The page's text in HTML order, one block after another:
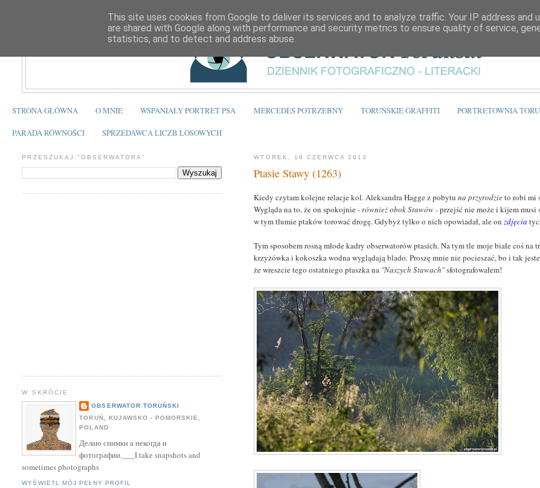
STRONA GŁÓWNA O MNIE WSPANIAŁY PORTRET PSA MERCEDES POTRZEBNY TORUŃSKIE GRAFFITI PORTRETOWNIA
PARADA RÓWNOŚCI SPRZEDAWCA LICZB LOSOWYCH
WTOREK, 18 CZERWCA 2013
Ptasie Stawy (1263)
Kiedy czytam kolejne relacje kol. Aleksandra Hagge z pobytuna przyrodzieto robi mi
Wygląda na to, że on spokojnie- również obok Stawów -przejść nie może i kijem musi
w tym tłumie ptaków torować drogę. Gdybyż tylko o nich opowiadał, ale onzdjęcia
Tym sposobem rosną młode kadry obserwatorów ptasich. Na tym tle moje białe coś na
krzyżówka i kokoszka wodna wyglądają blado. Proszę mnie nie pocieszać, bo i tak
że wreszcie tego ostatniego ptaszka na "Naszych Stawach"sfotografowałem!
PRZESZUKAJ "OBSERWATORA"
W SKRÓCIE
OBSERWATOR TORUŃSKI
TORUŃ, KUJAWSKO - POMORSKIE,
POLAND
Делаю снимки а некогда и
фотографии.___I take snapshots and
sometimes photographs
WYŚWIETL MÓJ PEŁNY PROFIL
This site uses cookies from Google to deliver its services and to analyze traffic. Your IP address and
are shared with Google along with performance and security metrics to ensure quality of service,
statistics, and to detect and address abuse.